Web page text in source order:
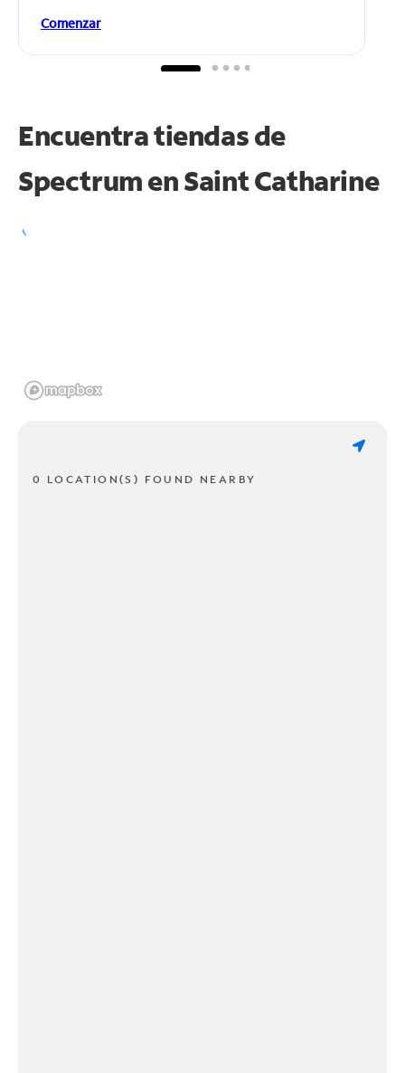
Comenzar
Encuentra tiendas de
Spectrum enSaint Catharine
0 LOCATION(S) FOUND NEARBY